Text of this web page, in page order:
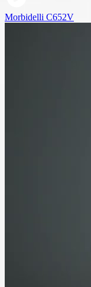
Morbidelli C652V